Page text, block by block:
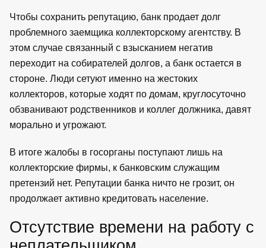
Чтобы сохранить репутацию, банк продает долг
проблемного заемщика коллекторскому агентству. В
этом случае связанный с взысканием негатив
переходит на собирателей долгов, а банк остается в
стороне. Люди сетуют именно на жестоких
коллекторов, которые ходят по домам, круглосуточно
обзванивают родственников и коллег должника, давят
морально и угрожают.
В итоге жалобы в госорганы поступают лишь на
коллекторские фирмы, к банковским служащим
претензий нет. Репутации банка ничто не грозит, он
продолжает активно кредитовать население.
Отсутствие времени на работу с